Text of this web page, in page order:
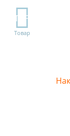
TOP
Товар